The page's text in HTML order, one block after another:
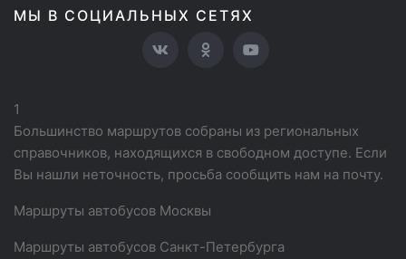
МЫ В СОЦИАЛЬНЫХ СЕТЯХ
1
Большинство маршрутов собраны из региональных
справочников, находящихся в свободном доступе. Если
Вы нашли неточность, просьба сообщить нам на почту.
Маршруты автобусов Москвы
Маршруты автобусов Санкт-Петербурга